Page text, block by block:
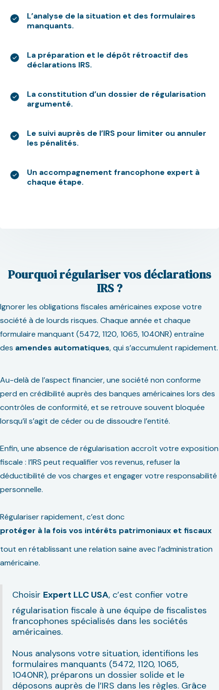
L’analyse de la situation et des formulaires
manquants.
La préparation et le dépôt rétroactif des
déclarations IRS.
La constitution d’un dossier de régularisation
argumenté.
Le suivi auprès de l’IRS pour limiter ou annuler
les pénalités.
Un accompagnement francophone expert à
chaque étape.
Pourquoi régulariser vos déclarations
IRS ?
Ignorer les obligations fiscales américaines expose votre
société à de lourds risques. Chaque année et chaque
formulaire manquant (5472, 1120, 1065, 1040NR) entraîne
des amendes automatiques, qui s’accumulent rapidement.
Au-delà de l’aspect financier, une société non conforme
perd en crédibilité auprès des banques américaines lors des
contrôles de conformité, et se retrouve souvent bloquée
lorsqu’il s’agit de céder ou de dissoudre l’entité.
Enfin, une absence de régularisation accroît votre exposition
fiscale : l’IRS peut requalifier vos revenus, refuser la
déductibilité de vos charges et engager votre responsabilité
personnelle.
Régulariser rapidement, c’est donc
protéger à la fois vos intérêts patrimoniaux et fiscaux
tout en rétablissant une relation saine avec l’administration
américaine.
Choisir Expert LLC USA, c’est confier votre
régularisation fiscale à une équipe de fiscalistes
francophones spécialisés dans les sociétés
américaines.
Nous analysons votre situation, identifions les
formulaires manquants (5472, 1120, 1065,
1040NR), préparons un dossier solide et le
déposons auprès de l’IRS dans les règles. Grâce